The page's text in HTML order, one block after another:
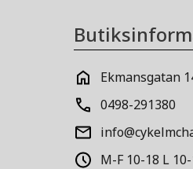
Ekmansgatan
0498-291380
M-F 10-18 L